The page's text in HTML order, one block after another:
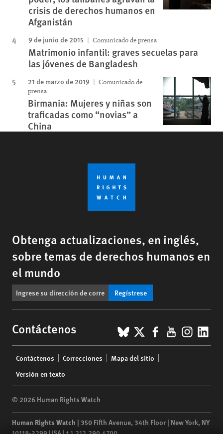
crisis de derechos humanos en
Afganistán
9 de junio de 2015 Comunicado de prensa
Matrimonio infantil: graves secuelas para
las jóvenes de Bangladesh
21 de marzo de 2019
Comunicado de
prensa
Birmania: Mujeres y niñas son
traficadas como “novias” a
China
Obtenga actualizaciones, en inglés,
sobre temas de derechos humanos en
el mundo
Regístrese
Contáctenos BlueSky
X Facebook
YouTube
menu
Contáctenos Correcciones
Mapa del sitio
Versión en texto
© 2026 Human Rights Watch
Human Rights Watch | 350 Fifth Avenue, 34th Floor | New York, NY
10118-3299USA|t1.212.290.4700